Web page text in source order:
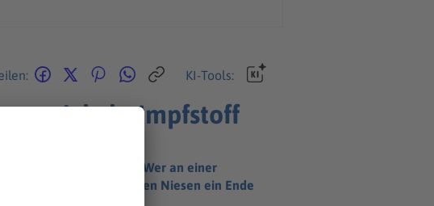
KI-Tools:
entwickeln Impfstoff
fangen an zu tränen. Wer an einer
haben, die dem lästigen Niesen ein Ende